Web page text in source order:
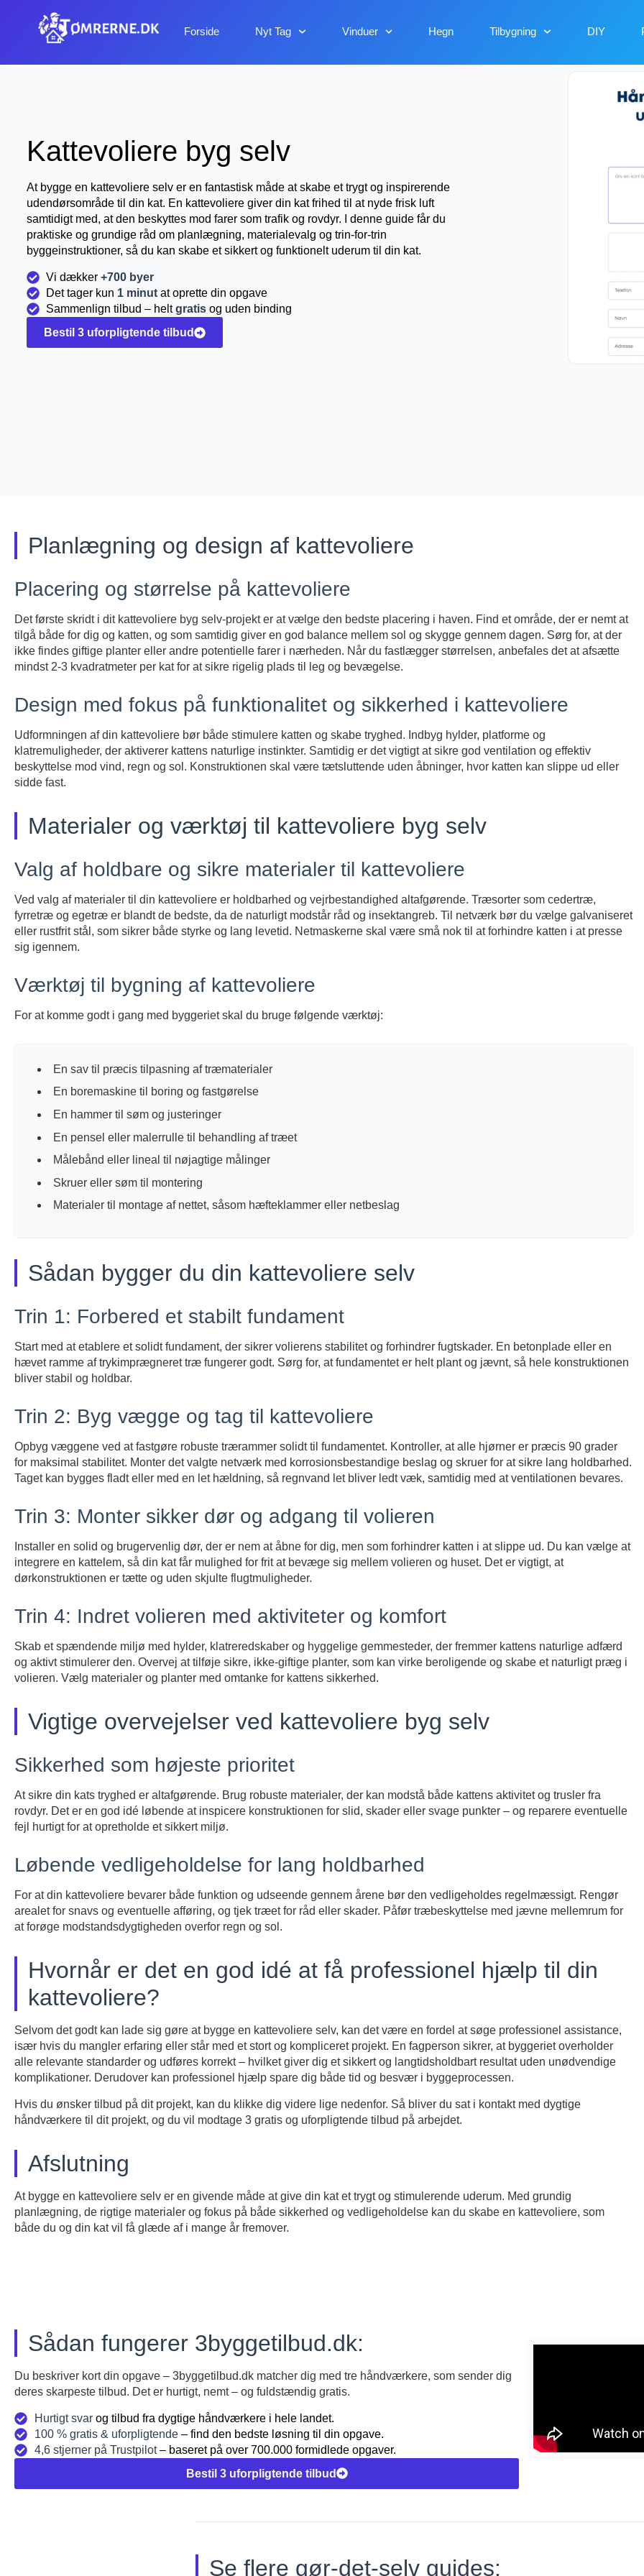
Forside Nyt Tag Vinduer Hegn Tilbygning DIY
Kattevoliere byg selv
At bygge en kattevoliere selv er en fantastisk måde at skabe et trygt og inspirerende
udendørsområde til din kat. En kattevoliere giver din kat frihed til at nyde frisk luft
samtidigt med, at den beskyttes mod farer som trafik og rovdyr. I denne guide får du
praktiske og grundige råd om planlægning, materialevalg og trin-for-trin
byggeinstruktioner, så du kan skabe et sikkert og funktionelt uderum til din kat.
Vi dækker+700 byer
Det tager kun 1 minut at oprette din opgave
Sammenlign tilbud – heltgratis og uden binding
Bestil 3 uforpligtende tilbud
Planlægning og design af kattevoliere
Placering og størrelse på kattevoliere
Det første skridt i dit kattevoliere byg selv-projekt er at vælge den bedste placering i haven. Find et område, der er nemt at
tilgå både for dig og katten, og som samtidig giver en god balance mellem sol og skygge gennem dagen. Sørg for, at der
ikke findes giftige planter eller andre potentielle farer i nærheden. Når du fastlægger størrelsen, anbefales det at afsætte
mindst 2-3 kvadratmeter per kat for at sikre rigelig plads til leg og bevægelse.
Design med fokus på funktionalitet og sikkerhed i kattevoliere
Udformningen af din kattevoliere bør både stimulere katten og skabe tryghed. Indbyg hylder, platforme og
klatremuligheder, der aktiverer kattens naturlige instinkter. Samtidig er det vigtigt at sikre god ventilation og effektiv
beskyttelse mod vind, regn og sol. Konstruktionen skal være tætsluttende uden åbninger, hvor katten kan slippe ud eller
sidde fast.
Materialer og værktøj til kattevoliere byg selv
Valg af holdbare og sikre materialer til kattevoliere
Ved valg af materialer til din kattevoliere er holdbarhed og vejrbestandighed altafgørende. Træsorter som cedertræ,
fyrretræ og egetræ er blandt de bedste, da de naturligt modstår råd og insektangreb. Til netværk bør du vælge galvaniseret
eller rustfrit stål, som sikrer både styrke og lang levetid. Netmaskerne skal være små nok til at forhindre katten i at presse
sig igennem.
Værktøj til bygning af kattevoliere
For at komme godt i gang med byggeriet skal du bruge følgende værktøj:
En sav til præcis tilpasning af træmaterialer
En boremaskine til boring og fastgørelse
En hammer til søm og justeringer
En pensel eller malerrulle til behandling af træet
Målebånd eller lineal til nøjagtige målinger
Skruer eller søm til montering
Materialer til montage af nettet, såsom hæfteklammer eller netbeslag
Sådan bygger du din kattevoliere selv
Trin 1: Forbered et stabilt fundament
Start med at etablere et solidt fundament, der sikrer volierens stabilitet og forhindrer fugtskader. En betonplade eller en
hævet ramme af trykimprægneret træ fungerer godt. Sørg for, at fundamentet er helt plant og jævnt, så hele konstruktionen
bliver stabil og holdbar.
Trin 2: Byg vægge og tag til kattevoliere
Opbyg væggene ved at fastgøre robuste trærammer solidt til fundamentet. Kontroller, at alle hjørner er præcis 90 grader
for maksimal stabilitet. Monter det valgte netværk med korrosionsbestandige beslag og skruer for at sikre lang holdbarhed.
Taget kan bygges fladt eller med en let hældning, så regnvand let bliver ledt væk, samtidig med at ventilationen bevares.
Trin 3: Monter sikker dør og adgang til volieren
Installer en solid og brugervenlig dør, der er nem at åbne for dig, men som forhindrer katten i at slippe ud. Du kan vælge at
integrere en kattelem, så din kat får mulighed for frit at bevæge sig mellem volieren og huset. Det er vigtigt, at
dørkonstruktionen er tætte og uden skjulte flugtmuligheder.
Trin 4: Indret volieren med aktiviteter og komfort
Skab et spændende miljø med hylder, klatreredskaber og hyggelige gemmesteder, der fremmer kattens naturlige adfærd
og aktivt stimulerer den. Overvej at tilføje sikre, ikke-giftige planter, som kan virke beroligende og skabe et naturligt præg i
volieren. Vælg materialer og planter med omtanke for kattens sikkerhed.
Vigtige overvejelser ved kattevoliere byg selv
Sikkerhed som højeste prioritet
At sikre din kats tryghed er altafgørende. Brug robuste materialer, der kan modstå både kattens aktivitet og trusler fra
rovdyr. Det er en god idé løbende at inspicere konstruktionen for slid, skader eller svage punkter – og reparere eventuelle
fejl hurtigt for at opretholde et sikkert miljø.
Løbende vedligeholdelse for lang holdbarhed
For at din kattevoliere bevarer både funktion og udseende gennem årene bør den vedligeholdes regelmæssigt. Rengør
arealet for snavs og eventuelle afføring, og tjek træet for råd eller skader. Påfør træbeskyttelse med jævne mellemrum for
at forøge modstandsdygtigheden overfor regn og sol.
Hvornår er det en god idé at få professionel hjælp til din
kattevoliere?
Selvom det godt kan lade sig gøre at bygge en kattevoliere selv, kan det være en fordel at søge professionel assistance,
især hvis du mangler erfaring eller står med et stort og kompliceret projekt. En fagperson sikrer, at byggeriet overholder
alle relevante standarder og udføres korrekt – hvilket giver dig et sikkert og langtidsholdbart resultat uden unødvendige
komplikationer. Derudover kan professionel hjælp spare dig både tid og besvær i byggeprocessen.
Hvis du ønsker tilbud på dit projekt, kan du klikke dig videre lige nedenfor. Så bliver du sat i kontakt med dygtige
håndværkere til dit projekt, og du vil modtage 3 gratis og uforpligtende tilbud på arbejdet.
Afslutning
At bygge en kattevoliere selv er en givende måde at give din kat et trygt og stimulerende uderum. Med grundig
planlægning, de rigtige materialer og fokus på både sikkerhed og vedligeholdelse kan du skabe en kattevoliere, som
både du og din kat vil få glæde af i mange år fremover.
Sådan fungerer 3byggetilbud.dk:
Du beskriver kort din opgave – 3byggetilbud.dk matcher dig med tre håndværkere, som sender dig
deres skarpeste tilbud. Det er hurtigt, nemt – og fuldstændig gratis.
Hurtigt svarog tilbud fra dygtige håndværkere i hele landet.
100 % gratis & uforpligtende– find den bedste løsning til din opgave.
4,6 stjerner på Trustpilot– baseret på over 700.000 formidlede opgaver.
Bestil 3 uforpligtende tilbud
Se flere gør-det-selv guides: